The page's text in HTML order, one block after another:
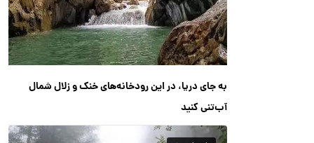
به جای دریا، در این رودخانه‌های خنک و زلال شمال
آب‌تنی کنید